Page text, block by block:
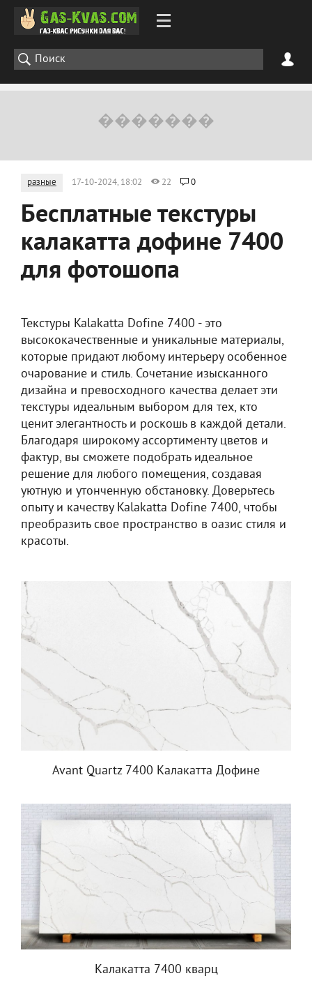
разные 17-10-2024, 18:02 22 0
Бесплатные текстуры
калакатта дофине 7400
для фотошопа
Текстуры Kalakatta Dofine 7400 - это
высококачественные и уникальные материалы,
которые придают любому интерьеру особенное
очарование и стиль. Сочетание изысканного
дизайна и превосходного качества делает эти
текстуры идеальным выбором для тех, кто
ценит элегантность и роскошь в каждой детали.
Благодаря широкому ассортименту цветов и
фактур, вы сможете подобрать идеальное
решение для любого помещения, создавая
уютную и утонченную обстановку. Доверьтесь
опыту и качеству Kalakatta Dofine 7400, чтобы
преобразить свое пространство в оазис стиля и
красоты.
Avant Quartz 7400 Калакатта Дофине
Калакатта 7400 кварц